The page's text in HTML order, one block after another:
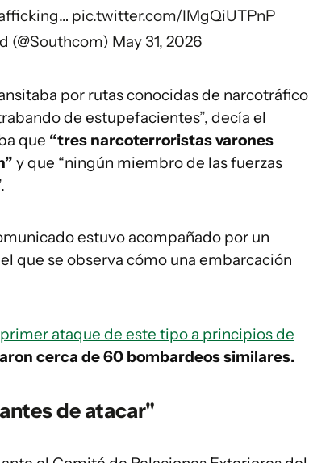
pic.twitter.com/IMgQiUTPnP
(@Southcom) May 31, 2026
por rutas conocidas de narcotráfico
de estupefacientes”, decía el
que “tres narcoterroristas varones
y que “ningún miembro de las fuerzas
estuvo acompañado por un
que se observa cómo una embarcación
ataque de este tipo a principios de
cerca de 60 bombardeos similares.
de atacar"